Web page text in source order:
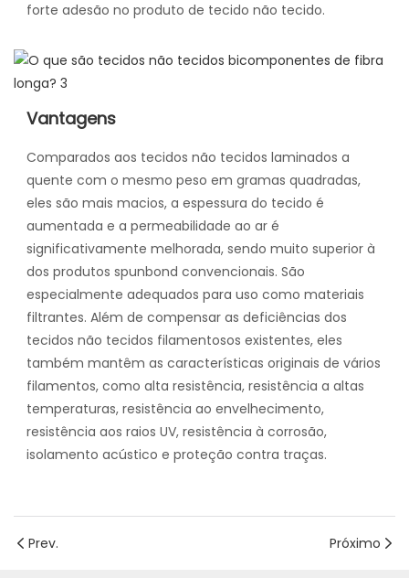
forte adesão no produto de tecido não tecido.
Vantagens
Comparados aos tecidos não tecidos laminados a
quente com o mesmo peso em gramas quadradas,
eles são mais macios, a espessura do tecido é
aumentada e a permeabilidade ao ar é
significativamente melhorada, sendo muito superior à
dos produtos spunbond convencionais. São
especialmente adequados para uso como materiais
filtrantes. Além de compensar as deficiências dos
tecidos não tecidos filamentosos existentes, eles
também mantêm as características originais de vários
filamentos, como alta resistência, resistência a altas
temperaturas, resistência ao envelhecimento,
resistência aos raios UV, resistência à corrosão,
isolamento acústico e proteção contra traças.
Prev. Próximo